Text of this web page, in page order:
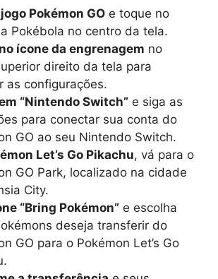
Pokémon GO e toque no
Pokébola no centro da tela.
ícone da engrenagem no
direito da tela para
as configurações.
“Nintendo Switch” e siga as
para conectar sua conta do
GO ao seu Nintendo Switch.
Let’s Go Pikachu, vá para o
GO Park, localizado na cidade
City.
“Bring Pokémon” e escolha
deseja transferir do
GO para o Pokémon Let’s Go